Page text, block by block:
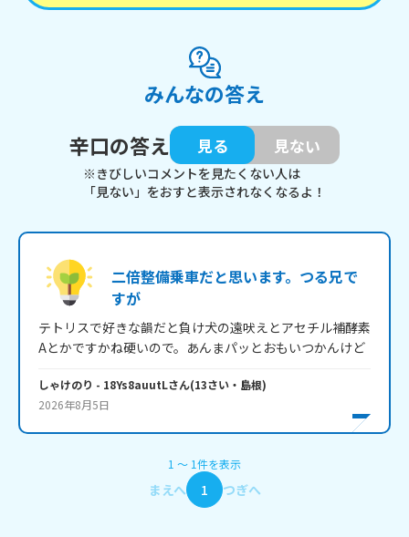
みんなの答え
辛口の答え
見る 見ない
※きびしいコメントを見たくない人は
「見ない」をおすと表示されなくなるよ！
二倍整備乗車だと思います。つる兄で
すが
テトリスで好きな韻だと負け犬の遠吠えとアセチル補酵素
Aとかですかね硬いので。あんまパッとおもいつかんけど
しゃけのり - 18Ys8auutLさん(13さい・ 島根)
2026年8月5日
1 〜 1件を表示
まえへ 1 つぎへ